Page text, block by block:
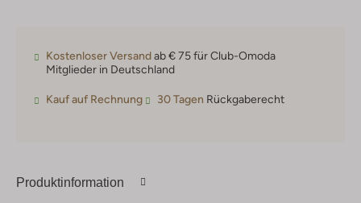
Kostenloser Versandab € 75 für Club-Omoda
Mitglieder in Deutschland
Kauf auf Rechnung 30 Tagen Rückgaberecht
Produktinformation